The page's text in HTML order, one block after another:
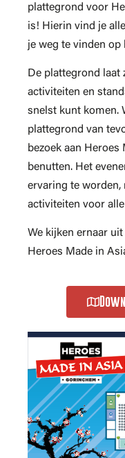
plattegrond voor
is! Hierin vind je
je weg te vinden op
De plattegrond laat
activiteiten en
snelst kunt komen.
plattegrond van
bezoek aan
benutten. Het
ervaring te worden,
activiteiten voor
We kijken ernaar
Heroes Made in